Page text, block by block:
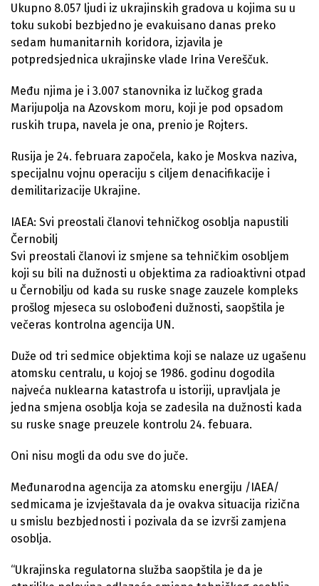
Ukupno 8.057 ljudi iz ukrajinskih gradova u kojima su u
toku sukobi bezbjedno je evakuisano danas preko
sedam humanitarnih koridora, izjavila je
potpredsjednica ukrajinske vlade Irina Vereščuk.
Među njima je i 3.007 stanovnika iz lučkog grada
Marijupolja na Azovskom moru, koji je pod opsadom
ruskih trupa, navela je ona, prenio je Rojters.
Rusija je 24. februara započela, kako je Moskva naziva,
specijalnu vojnu operaciju s ciljem denacifikacije i
demilitarizacije Ukrajine.
IAEA: Svi preostali članovi tehničkog osoblja napustili
Černobilj
Svi preostali članovi iz smjene sa tehničkim osobljem
koji su bili na dužnosti u objektima za radioaktivni otpad
u Černobilju od kada su ruske snage zauzele kompleks
prošlog mjeseca su oslobođeni dužnosti, saopštila je
večeras kontrolna agencija UN.
Duže od tri sedmice objektima koji se nalaze uz ugašenu
atomsku centralu, u kojoj se 1986. godinu dogodila
najveća nuklearna katastrofa u istoriji, upravljala je
jedna smjena osoblja koja se zadesila na dužnosti kada
su ruske snage preuzele kontrolu 24. febuara.
Oni nisu mogli da odu sve do juče.
Međunarodna agencija za atomsku energiju /IAEA/
sedmicama je izvještavala da je ovakva situacija rizična
u smislu bezbjednosti i pozivala da se izvrši zamjena
osoblja.
“Ukrajinska regulatorna služba saopštila je da je